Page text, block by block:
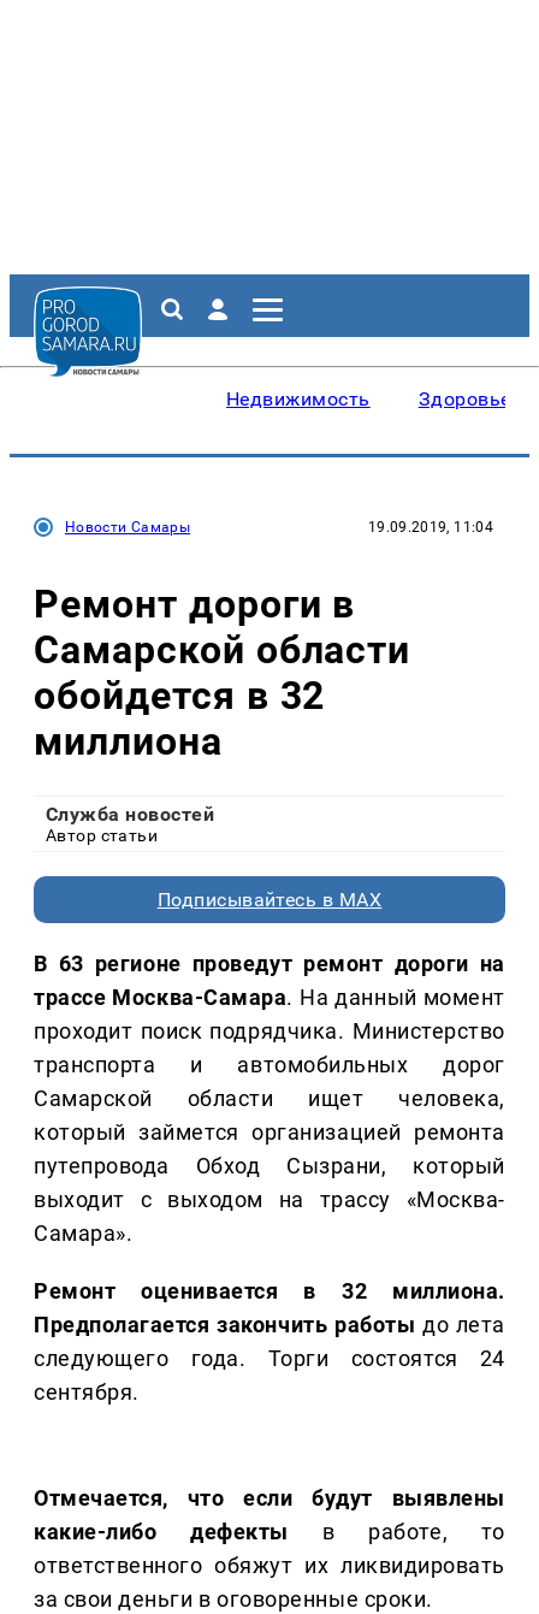
Недвижимость Здоровье
Новости Самары 19.09.2019, 11:04
Ремонт дороги в
Самарской области
обойдется в 32
миллиона
Служба новостей
Автор статьи
Подписывайтесь в MAX
В 63 регионе проведут ремонт дороги на
трассе Москва-Самара. На данный момент
проходит поиск подрядчика. Министерство
транс­порта и автомо­бильных дорог
Самарской области ищет человека,
который займется организацией ремонта
путепровода Обход Сызрани, который
выходит с выходом на трассу «Москва-
Самара».
Ремонт оценивается в 32 миллиона.
Предполагается закончить работы до лета
следующего года. Торги состоятся 24
сентября.
Отмечается, что если будут выявлены
какие-либо дефекты в работе, то
ответственного обяжут их ликвидировать
за свои деньги в оговоренные сроки.